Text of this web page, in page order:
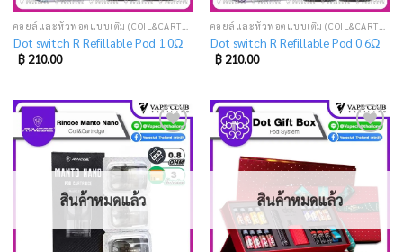
Dot switch R Refillable Pod 1.0Ω
฿210.00
Dot switch R Refillable Pod 0.6Ω
฿210.00
Add
to
wishlist
สินค้าหมดแล้ว
Add
wishlist
สินค้าหมดแล้ว